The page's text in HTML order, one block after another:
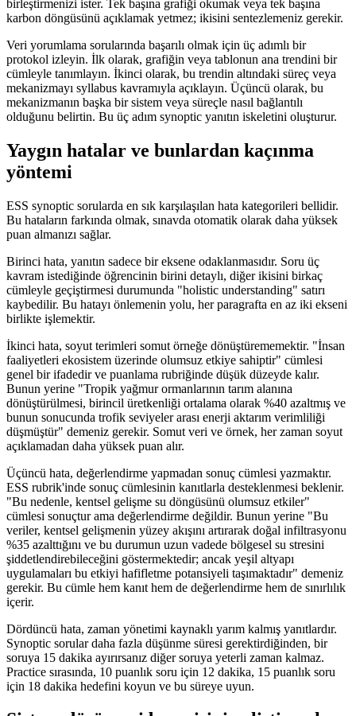
birleştirmenizi ister. Tek başına grafiği okumak veya tek başına
karbon döngüsünü açıklamak yetmez; ikisini sentezlemeniz gerekir.
Veri yorumlama sorularında başarılı olmak için üç adımlı bir
protokol izleyin. İlk olarak, grafiğin veya tablonun ana trendini bir
cümleyle tanımlayın. İkinci olarak, bu trendin altındaki süreç veya
mekanizmayı syllabus kavramıyla açıklayın. Üçüncü olarak, bu
mekanizmanın başka bir sistem veya süreçle nasıl bağlantılı
olduğunu belirtin. Bu üç adım synoptic yanıtın iskeletini oluşturur.
Yaygın hatalar ve bunlardan kaçınma
yöntemi
ESS synoptic sorularda en sık karşılaşılan hata kategorileri bellidir.
Bu hataların farkında olmak, sınavda otomatik olarak daha yüksek
puan almanızı sağlar.
Birinci hata, yanıtın sadece bir eksene odaklanmasıdır. Soru üç
kavram istediğinde öğrencinin birini detaylı, diğer ikisini birkaç
cümleyle geçiştirmesi durumunda "holistic understanding" satırı
kaybedilir. Bu hatayı önlemenin yolu, her paragrafta en az iki ekseni
birlikte işlemektir.
İkinci hata, soyut terimleri somut örneğe dönüştürememektir. "İnsan
faaliyetleri ekosistem üzerinde olumsuz etkiye sahiptir" cümlesi
genel bir ifadedir ve puanlama rubriğinde düşük düzeyde kalır.
Bunun yerine "Tropik yağmur ormanlarının tarım alanına
dönüştürülmesi, birincil üretkenliği ortalama olarak %40 azaltmış ve
bunun sonucunda trofik seviyeler arası enerji aktarım verimliliği
düşmüştür" demeniz gerekir. Somut veri ve örnek, her zaman soyut
açıklamadan daha yüksek puan alır.
Üçüncü hata, değerlendirme yapmadan sonuç cümlesi yazmaktır.
ESS rubrik'inde sonuç cümlesinin kanıtlarla desteklenmesi beklenir.
"Bu nedenle, kentsel gelişme su döngüsünü olumsuz etkiler"
cümlesi sonuçtur ama değerlendirme değildir. Bunun yerine "Bu
veriler, kentsel gelişmenin yüzey akışını artırarak doğal infiltrasyonu
%35 azalttığını ve bu durumun uzun vadede bölgesel su stresini
şiddetlendirebileceğini göstermektedir; ancak yeşil altyapı
uygulamaları bu etkiyi hafifletme potansiyeli taşımaktadır" demeniz
gerekir. Bu cümle hem kanıt hem de değerlendirme hem de sınırlılık
içerir.
Dördüncü hata, zaman yönetimi kaynaklı yarım kalmış yanıtlardır.
Synoptic sorular daha fazla düşünme süresi gerektirdiğinden, bir
soruya 15 dakika ayırırsanız diğer soruya yeterli zaman kalmaz.
Practice sırasında, 10 puanlık soru için 12 dakika, 15 puanlık soru
için 18 dakika hedefini koyun ve bu süreye uyun.